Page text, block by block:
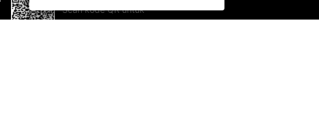
Scan kode QR untuk
mengunduh sekarang!